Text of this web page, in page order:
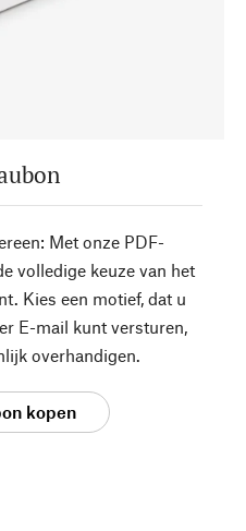
Met onze PDF-
volledige keuze van het
Kies een motief, dat u
E-mail kunt versturen,
overhandigen.
kopen